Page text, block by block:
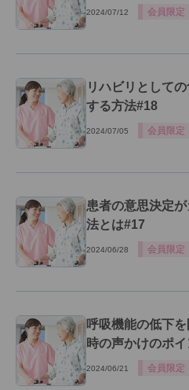
2024/07/12 会員限定
リハビリとして
する方法#18
2024/07/05 会員限定
患者の意思決定
法とは#17
2024/06/28 会員限定
呼吸機能の低下
時の声かけのポ
2024/06/21 会員限定